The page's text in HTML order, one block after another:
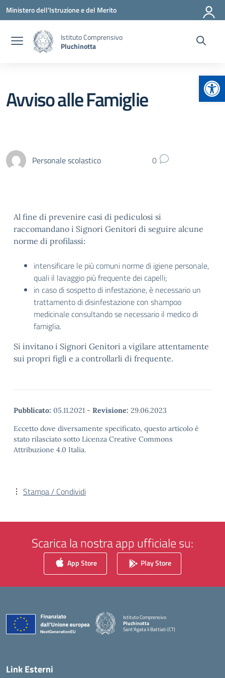
Vai ai contenuti
Vai al menu di navigazione
Vai al footer
Ministero dell'Istruzione e del Merito
Istituto Comprensivo
Pluchinotta
Avviso alle Famiglie
Personale scolastico 0
Al fine di prevenire casi di pediculosi si
raccomandano i Signori Genitori di seguire alcune
norme di profilassi:
intensificare le più comuni norme di igiene personale,
quali il lavaggio più frequente dei capelli;
in caso di sospetto di infestazione, è necessario un
trattamento di disinfestazione con shampoo
medicinale consultando se necessario il medico di
famiglia.
Si invitano i Signori Genitori a vigilare attentamente
sui propri figli e a controllarli di frequente.
Pubblicato: 05.11.2021 - Revisione: 29.06.2023
Eccetto dove diversamente specificato, questo articolo è
stato rilasciato sotto Licenza Creative Commons
Attribuzione 4.0 Italia.
Stampa / Condividi
Scarica la nostra app ufficiale su:
App Store Play Store
Istituto Comprensivo
Pluchinotta
Sant'Agata li Battiati (CT)
— Visita la pagina iniziale della scuola
Link Esterni